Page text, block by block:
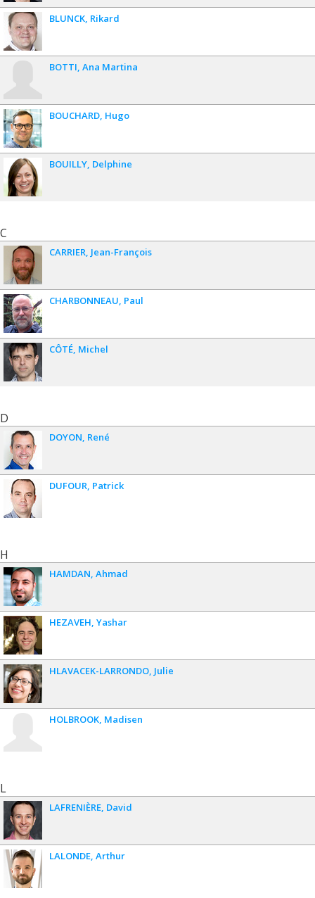
BLUNCK Rikard
BOTTI Ana Martina
BOUCHARD Hugo
BOUILLY Delphine
C
CARRIER Jean-François
CHARBONNEAU Paul
CÔTÉ Michel
D
DOYON René
DUFOUR Patrick
H
HAMDAN Ahmad
HEZAVEH Yashar
HLAVACEK-LARRONDO Julie
HOLBROOK Madisen
L
LAFRENIÈRE David
LALONDE Arthur